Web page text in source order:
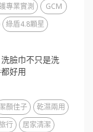
專業實測
GCM
綠盾4.8顆星
臉巾不只是洗
好用
顏佳子
乾濕兩用
行 居家清潔